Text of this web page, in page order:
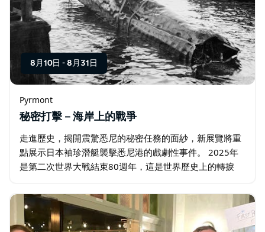
8月10日 - 8月31日
Pyrmont
秘密打擊－海岸上的戰爭
走進歷史，揭開震驚悉尼的秘密任務的面紗，新展覽將重
點展示日本袖珍潛艇襲擊悉尼港的戲劇性事件。 2025年
是第二次世界大戰結束80週年，這是世界歷史上的轉捩
密打擊——海岸戰爭」展覽…